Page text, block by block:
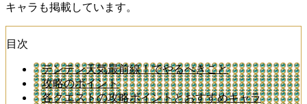
キャラも掲載しています。
目次
テンテン天気最前線！でやるべきこと
攻略のポイント
各クエストの攻略ポイントとおすすめキャラ